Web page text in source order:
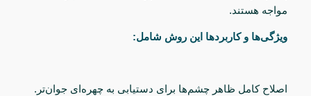
مواجه هستند.
ویژگی‌ها و کاربردها این روش شامل:
اصلاح کامل ظاهر چشم‌ها برای دستیابی به چهره‌ای جوان‌تر.